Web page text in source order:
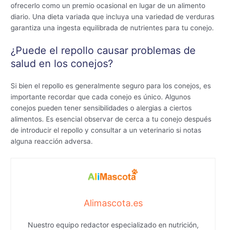
ofrecerlo como un premio ocasional en lugar de un alimento
diario. Una dieta variada que incluya una variedad de verduras
garantiza una ingesta equilibrada de nutrientes para tu conejo.
¿Puede el repollo causar problemas de
salud en los conejos?
Si bien el repollo es generalmente seguro para los conejos, es
importante recordar que cada conejo es único. Algunos
conejos pueden tener sensibilidades o alergias a ciertos
alimentos. Es esencial observar de cerca a tu conejo después
de introducir el repollo y consultar a un veterinario si notas
alguna reacción adversa.
Alimascota.es
Nuestro equipo redactor especializado en nutrición,